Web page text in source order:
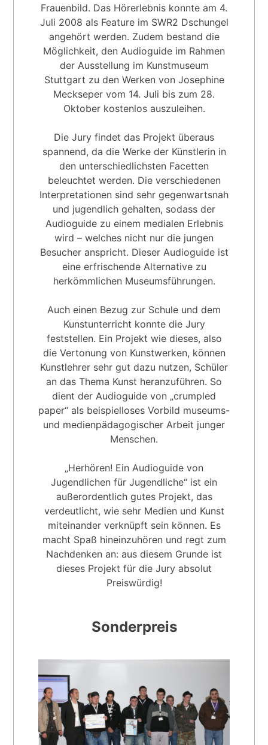
Frauenbild. Das Hörerlebnis konnte am 4.
Juli 2008 als Feature im SWR2 Dschungel
angehört werden. Zudem bestand die
Möglichkeit, den Audioguide im Rahmen
der Ausstellung im Kunstmuseum
Stuttgart zu den Werken von Josephine
Meckseper vom 14. Juli bis zum 28.
Oktober kostenlos auszuleihen.
Die Jury findet das Projekt überaus
spannend, da die Werke der Künstlerin in
den unterschiedlichsten Facetten
beleuchtet werden. Die verschiedenen
Interpretationen sind sehr gegenwartsnah
und jugendlich gehalten, sodass der
Audioguide zu einem medialen Erlebnis
wird – welches nicht nur die jungen
Besucher anspricht. Dieser Audioguide ist
eine erfrischende Alternative zu
herkömmlichen Museumsführungen.
Auch einen Bezug zur Schule und dem
Kunstunterricht konnte die Jury
feststellen. Ein Projekt wie dieses, also
die Vertonung von Kunstwerken, können
Kunstlehrer sehr gut dazu nutzen, Schüler
an das Thema Kunst heranzuführen. So
dient der Audioguide von „crumpled
paper“ als beispielloses Vorbild museums-
und medienpädagogischer Arbeit junger
Menschen.
„Herhören! Ein Audioguide von
Jugendlichen für Jugendliche“ ist ein
außerordentlich gutes Projekt, das
verdeutlicht, wie sehr Medien und Kunst
miteinander verknüpft sein können. Es
macht Spaß hineinzuhören und regt zum
Nachdenken an: aus diesem Grunde ist
dieses Projekt für die Jury absolut
Preiswürdig!
Sonderpreis